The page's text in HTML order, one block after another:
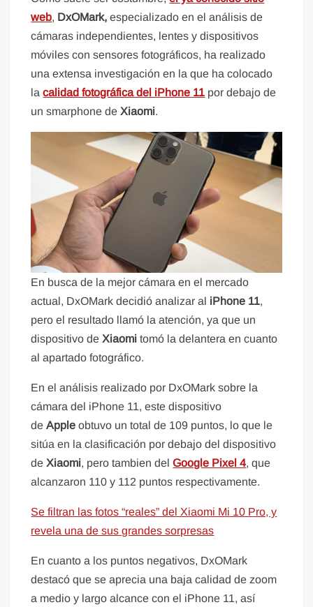
web, DxOMark,especializado en el análisis de
cámaras independientes, lentes y dispositivos
móviles con sensores fotográficos, ha realizado
una extensa investigación en la que ha colocado
lacalidad fotográfica del iPhone 11 por debajo de
un smarphone deXiaomi.
En busca de la mejor cámara en el mercado
actual, DxOMark decidió analizar al iPhone 11,
pero el resultado llamó la atención, ya que un
dispositivo deXiaomitomó la delantera en cuanto
al apartado fotográfico.
En el análisis realizado por DxOMark sobre la
cámara del iPhone 11, este dispositivo
deAppleobtuvo un total de 109 puntos, lo que le
sitúa en la clasificación por debajo del dispositivo
deXiaomi, pero tambien delGoogle Pixel 4, que
alcanzaron 110 y 112 puntos respectivamente.
Se filtran las fotos “reales” del Xiaomi Mi 10 Pro, y
revela una de sus grandes sorpresas
En cuanto a los puntos negativos, DxOMark
destacó que se aprecia una baja calidad de zoom
a medio y largo alcance con el iPhone 11, así